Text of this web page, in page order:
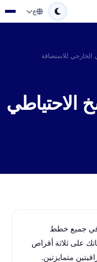
ع
الخارجي للاستضافة
الاحتياطي
في جميع خطط
على ثلاثة أقراص
متمايزتين.